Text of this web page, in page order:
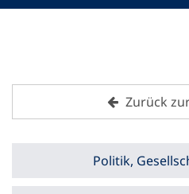
Zurück
Politik,